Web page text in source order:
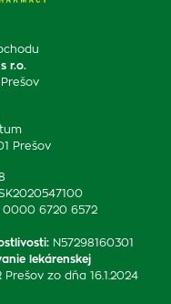
r.o.
Prešov
6720 6572
: N57298160301
lekárenskej
zo dňa 16.1.2024